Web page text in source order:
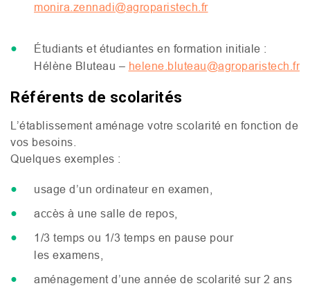
monira.zennadi@agroparistech.fr
Étudiants et étudiantes en formation initiale :
Hélène Bluteau – helene.bluteau@agroparistech.fr
Référents de scolarités
L’établissement aménage votre scolarité en fonction de
vos besoins.
Quelques exemples :
usage d’un ordinateur en examen,
accès à une salle de repos,
1/3 temps ou 1/3 temps en pause pour
les examens,
aménagement d’une année de scolarité sur 2 ans